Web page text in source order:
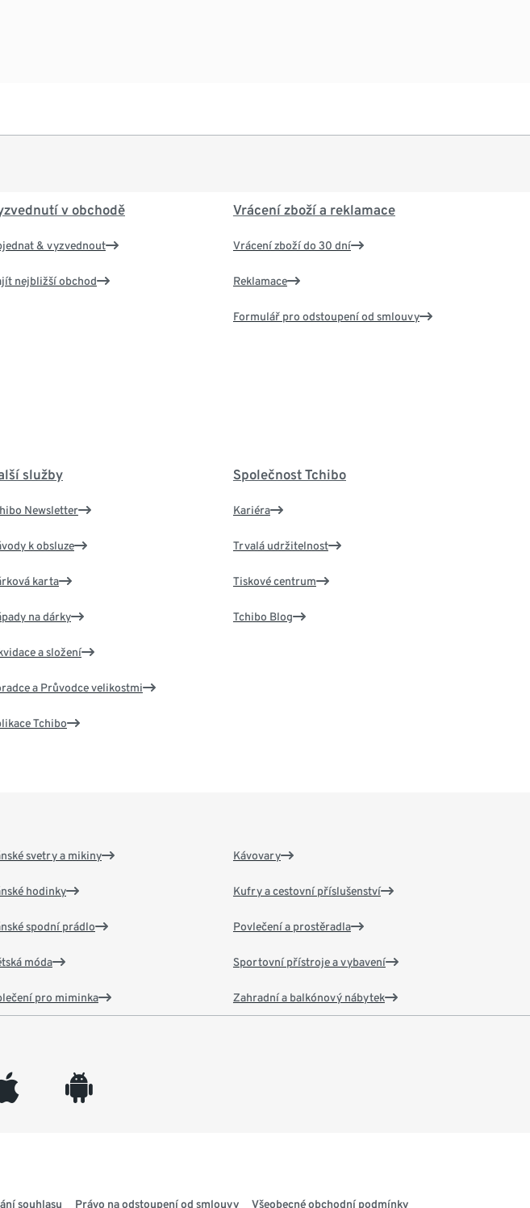
v obchodě
& vyzvednout
nejbližší obchod
Vrácení zboží a reklamace
Vrácení zboží do 30 dní
Reklamace
Formulář pro odstoupení od smlouvy
služby
Newsletter
k obsluze
karta
na dárky
a složení
a Průvodce velikostmi
Tchibo
Společnost Tchibo
Kariéra
Trvalá udržitelnost
Tiskové centrum
Tchibo Blog
svetry a mikiny
hodinky
spodní prádlo
móda
pro miminka
Kávovary
Kufry a cestovní příslušenství
Povlečení a prostěradla
Sportovní přístroje a vybavení
Zahradní a balkónový nábytek
android
souhlasu Právo na odstoupení od smlouvy Všeobecné obchodní podmínky